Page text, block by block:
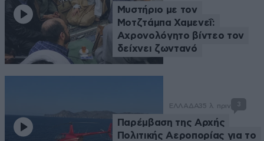
Μυστήριο με τον
Μοτζτάμπα Χαμενεΐ:
Αχρονολόγητο βίντεο τον
δείχνει ζωντανό
ΕΛΛΑΔΑ35 λ. πριν 3
Παρέμβαση της Αρχής
Πολιτικής Αεροπορίας για το